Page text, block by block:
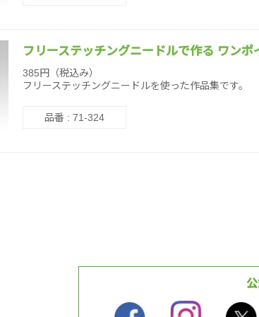
フリーステッチングニードルで作る ワンポ
385円（税込み）
フリーステッチングニードルを使った作品集です。
品番 : 71-324